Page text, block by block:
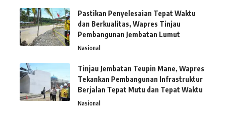
Pastikan Penyelesaian Tepat Waktu
dan Berkualitas, Wapres Tinjau
Pembangunan Jembatan Lumut
Nasional
Tinjau Jembatan Teupin Mane, Wapres
Tekankan Pembangunan Infrastruktur
Berjalan Tepat Mutu dan Tepat Waktu
Nasional